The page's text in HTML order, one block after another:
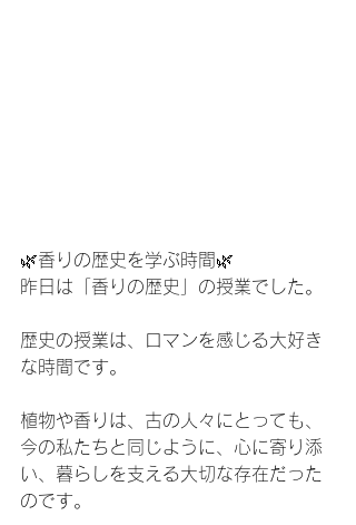
🌿香りの歴史を学ぶ時間🌿
昨日は「香りの歴史」の授業でした。
歴史の授業は、ロマンを感じる大好き
な時間です。
植物や香りは、古の人々にとっても、
今の私たちと同じように、心に寄り添
い、暮らしを支える大切な存在だった
のです。